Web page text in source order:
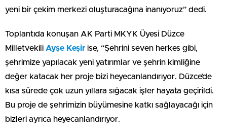
yeni bir çekim merkezi oluşturacağına inanıyoruz” dedi.
Toplantıda konuşan AK Parti MKYK Üyesi Düzce
Milletvekili Ayşe Keşir ise, “Şehrini seven herkes gibi,
şehrimize yapılacak yeni yatırımlar ve şehrin kimliğine
değer katacak her proje bizi heyecanlandırıyor. Düzce’de
kısa sürede çok uzun yıllara sığacak işler hayata geçirildi.
Bu proje de şehrimizin büyümesine katkı sağlayacağı için
bizleri ayrıca heyecanlandırıyor.